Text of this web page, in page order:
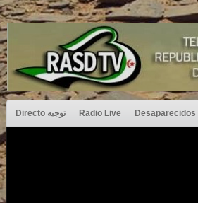
Directo توجيه Radio Live